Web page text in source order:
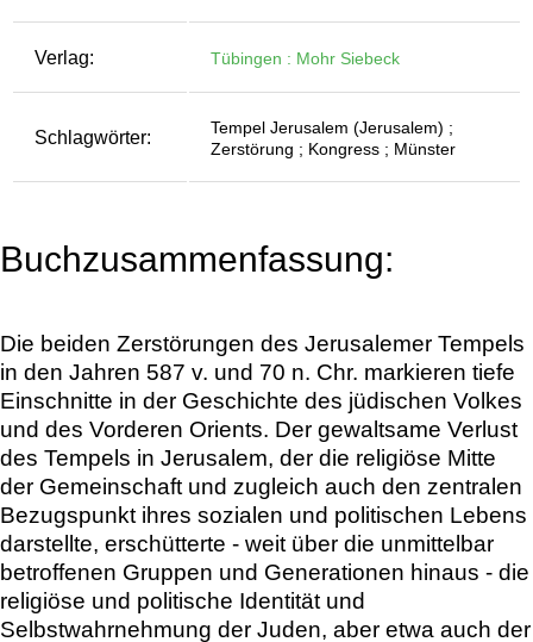
Verlag: Tübingen : Mohr Siebeck
Schlagwörter:
Tempel Jerusalem (Jerusalem) ;
Zerstörung ; Kongress ; Münster
Buchzusammenfassung:
Die beiden Zerstörungen des Jerusalemer Tempels
in den Jahren 587 v. und 70 n. Chr. markieren tiefe
Einschnitte in der Geschichte des jüdischen Volkes
und des Vorderen Orients. Der gewaltsame Verlust
des Tempels in Jerusalem, der die religiöse Mitte
der Gemeinschaft und zugleich auch den zentralen
Bezugspunkt ihres sozialen und politischen Lebens
darstellte, erschütterte - weit über die unmittelbar
betroffenen Gruppen und Generationen hinaus - die
religiöse und politische Identität und
Selbstwahrnehmung der Juden, aber etwa auch der